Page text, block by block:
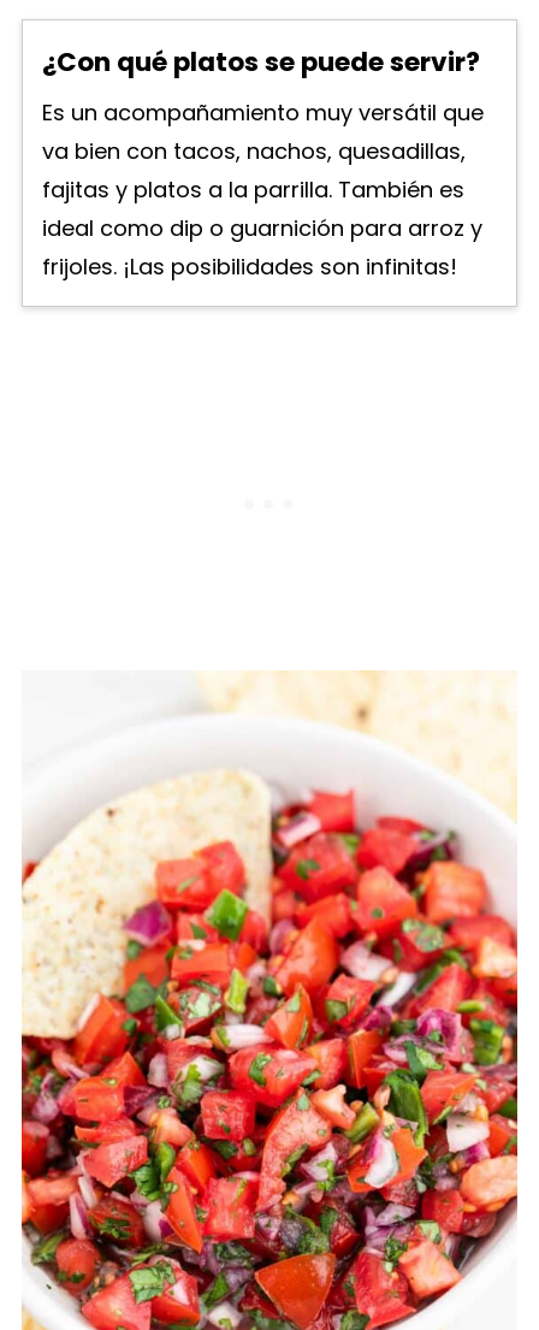
¿Con qué platos se puede servir?
Es un acompañamiento muy versátil que
va bien con tacos, nachos, quesadillas,
fajitas y platos a la parrilla. También es
ideal como dip o guarnición para arroz y
frijoles. ¡Las posibilidades son infinitas!